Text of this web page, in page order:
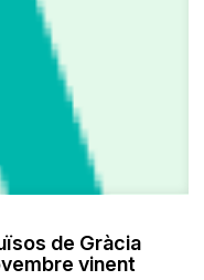
de Gràcia
vinent